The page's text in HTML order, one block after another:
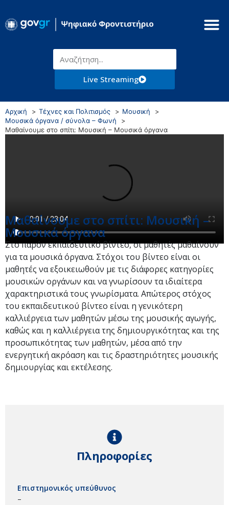
Live Streaming
Αρχική Τέχνες και Πολιτισμός
Μουσική
Μουσικά όργανα / σύνολα – Φωνή
Μαθαίνουμε στο σπίτι: Μουσική – Μουσικά όργανα
Μαθαίνουμε στο σπίτι: Μουσική –
Μουσικά όργανα
Στο παρόν εκπαιδευτικό βίντεο, οι μαθητές μαθαίνουν
για τα μουσικά όργανα. Στόχοι του βίντεο είναι οι
μαθητές να εξοικειωθούν με τις διάφορες κατηγορίες
μουσικών οργάνων και να γνωρίσουν τα ιδιαίτερα
χαρακτηριστικά τους γνωρίσματα. Απώτερος στόχος
του εκπαιδευτικού βίντεο είναι η γενικότερη
καλλιέργεια των μαθητών μέσω της μουσικής αγωγής,
καθώς και η καλλιέργεια της δημιουργικότητας και της
προσωπικότητας των μαθητών, μέσα από την
ενεργητική ακρόαση και τις δραστηριότητες μουσικής
δημιουργίας και εκτέλεσης.
Πληροφορίες
Επιστημονικός υπεύθυνος
–